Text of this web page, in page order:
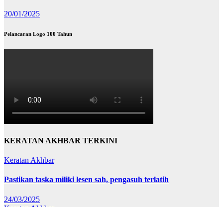
20/01/2025
Pelancaran Logo 100 Tahun
KERATAN AKHBAR TERKINI
Keratan Akhbar
Pastikan taska miliki lesen sah, pengasuh terlatih
24/03/2025